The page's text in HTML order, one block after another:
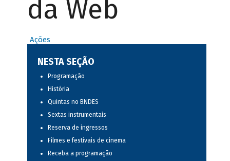
da Web
Ações
NESTA SEÇÃO
Programação
História
Quintas no BNDES
Sextas instrumentais
Reserva de ingressos
Filmes e festivais de cinema
Receba a programação